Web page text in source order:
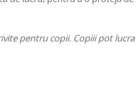
pentru copii. Copiii pot lucra